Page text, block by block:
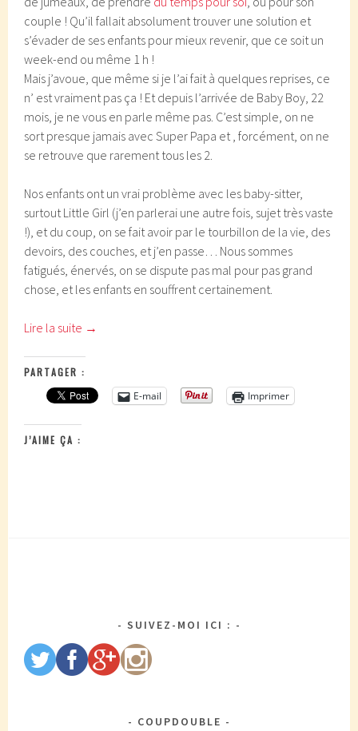
couple ! Qu’il fallait absolument trouver une solution et
s’évader de ses enfants pour mieux revenir, que ce soit un
week-end ou même 1 h !
Mais j’avoue, que même si je l’ai fait à quelques reprises, ce
n’ est vraiment pas ça ! Et depuis l’arrivée de Baby Boy, 22
mois, je ne vous en parle même pas. C’est simple, on ne
sort presque jamais avec Super Papa et , forcément, on ne
se retrouve que rarement tous les 2.
Nos enfants ont un vrai problème avec les baby-sitter,
surtout Little Girl (j’en parlerai une autre fois, sujet très vaste
!), et du coup, on se fait avoir par le tourbillon de la vie, des
devoirs, des couches, et j’en passe… Nous sommes
fatigués, énervés, on se dispute pas mal pour pas grand
chose, et les enfants en souffrent certainement.
Lire la suite →
PARTAGER :
E-mail
Imprimer
J’AIME ÇA :
SUIVEZ-MOI ICI :
COUPDOUBLE